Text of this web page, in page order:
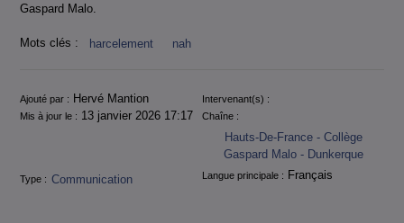
Gaspard Malo.
Mots clés : harcelement nah
Informations
Ajouté par : Hervé Mantion
Intervenant(s) :
Mis à jour le : 13 janvier 2026 17:17 Chaîne :
Hauts-De-France - Collège
Gaspard Malo - Dunkerque
Type : Communication Langue principale : Français